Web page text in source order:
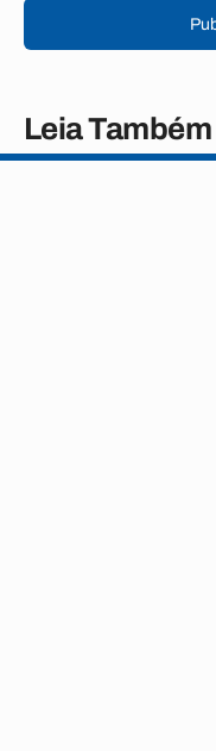
Leia Também